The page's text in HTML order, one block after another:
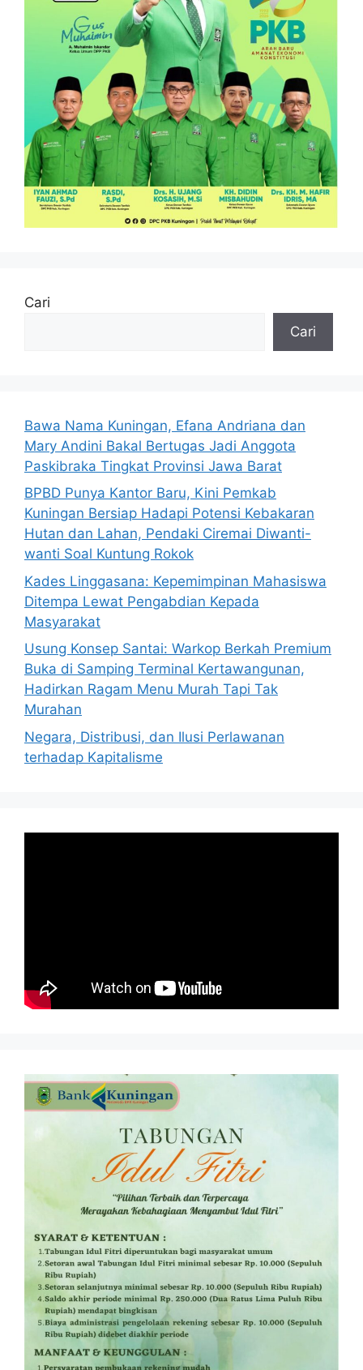
Cari
Cari
Bawa Nama Kuningan, Efana Andriana dan
Mary Andini Bakal Bertugas Jadi Anggota
Paskibraka Tingkat Provinsi Jawa Barat
BPBD Punya Kantor Baru, Kini Pemkab
Kuningan Bersiap Hadapi Potensi Kebakaran
Hutan dan Lahan, Pendaki Ciremai Diwanti-
wanti Soal Kuntung Rokok
Kades Linggasana: Kepemimpinan Mahasiswa
Ditempa Lewat Pengabdian Kepada
Masyarakat
Usung Konsep Santai: Warkop Berkah Premium
Buka di Samping Terminal Kertawangunan,
Hadirkan Ragam Menu Murah Tapi Tak
Murahan
Negara, Distribusi, dan Ilusi Perlawanan
terhadap Kapitalisme